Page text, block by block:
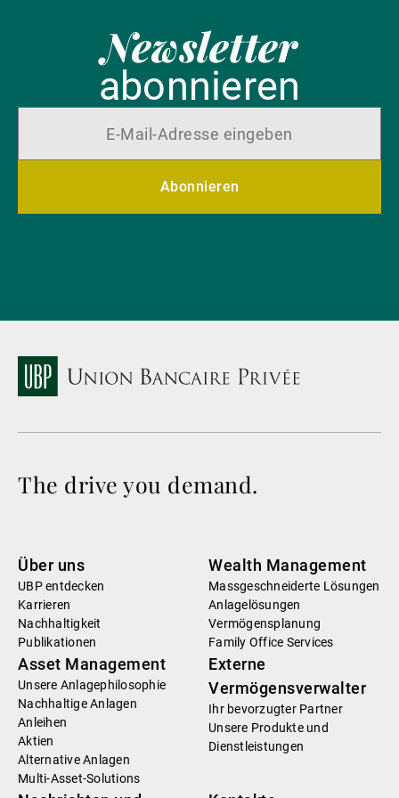
Newsletter
abonnieren
Abonnieren
The drive you demand.
Über uns
UBP entdecken
Karrieren
Nachhaltigkeit
Publikationen
Wealth Management
Massgeschneiderte Lösungen
Anlagelösungen
Vermögensplanung
Family Office Services
Asset Management
Unsere Anlagephilosophie
Nachhaltige Anlagen
Anleihen
Aktien
Alternative Anlagen
Multi-Asset-Solutions
Externe
Vermögensverwalter
Ihr bevorzugter Partner
Unsere Produkte und
Dienstleistungen